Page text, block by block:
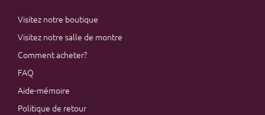
Visitez notre boutique
Visitez notre salle de montre
Comment acheter?
FAQ
Aide-mémoire
Politique de retour